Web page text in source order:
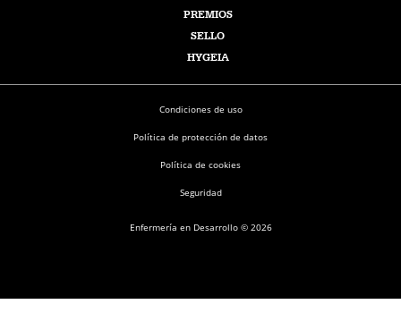
PREMIOS
SELLO
HYGEIA
Enfermería en Desarrollo © 2026
Condiciones de uso
Política de protección de datos
Política de cookies
Seguridad